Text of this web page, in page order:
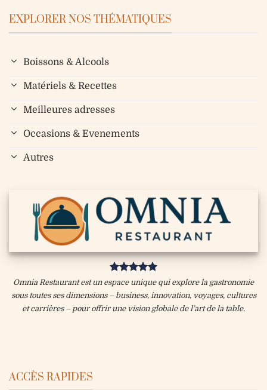
EXPLORER NOS THÉMATIQUES
Boissons & Alcools
Matériels & Recettes
Meilleures adresses
Occasions & Evenements
Autres
Omnia Restaurant est un espace unique qui explore la gastronomie
sous toutes ses dimensions – business, innovation, voyages, cultures
et carrières – pour offrir une vision globale de l’art de la table.
ACCÈS RAPIDES